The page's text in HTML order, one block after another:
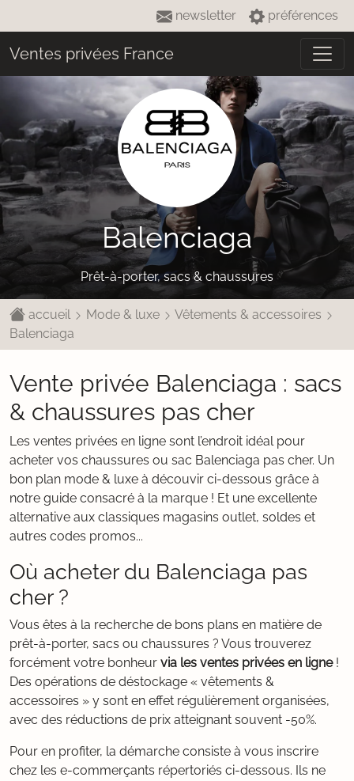
newsletter préférences
Ventes privées France
Balenciaga
Prêt-à-porter, sacs & chaussures
accueil Mode & luxe
Vêtements & accessoires
Balenciaga
Vente privée Balenciaga : sacs
& chaussures pas cher
Les ventes privées en ligne sont l’endroit idéal pour
acheter vos chaussures ou sac Balenciaga pas cher. Un
bon plan mode & luxe à découvir ci-dessous grâce à
notre guide consacré à la marque ! Et une excellente
alternative aux classiques magasins outlet, soldes et
autres codes promos...
Où acheter du Balenciaga pas
cher ?
Vous êtes à la recherche de bons plans en matière de
prêt-à-porter, sacs ou chaussures ? Vous trouverez
forcément votre bonheur via les ventes privées en ligne!
Des opérations de déstockage « vêtements &
accessoires » y sont en effet régulièrement organisées,
avec des réductions de prix atteignant souvent -50%.
Pour en profiter, la démarche consiste à vous inscrire
chez les e-commerçants répertoriés ci-dessous. Ils ne